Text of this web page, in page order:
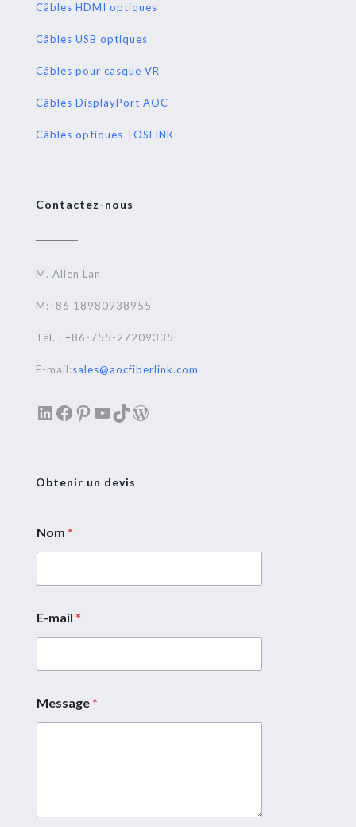
Câbles HDMI optiques
Câbles USB optiques
Câbles pour casque VR
Câbles DisplayPort AOC
Câbles optiques TOSLINK
Contactez-nous
M. Allen Lan
M:+86 18980938955
Tél. : +86-755-27209335
E-mail:sales@aocfiberlink.com
LinkedIn
Facebook
Pinterest
YouTube
TikTok
WordPress
Obtenir un devis
Nom *
E-mail *
N
o
a
Message*